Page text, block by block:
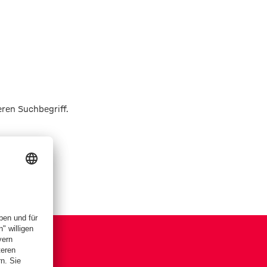
Suchbegriff.